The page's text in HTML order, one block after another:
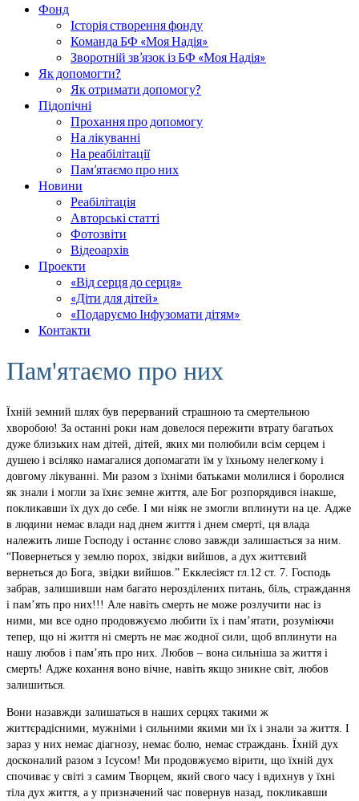
Фонд
Історія створення фонду
Команда БФ «Моя Надія»
Зворотній зв’язок із БФ «Моя Надія»
Як допомогти?
Як отримати допомогу?
Підопічні
Прохання про допомогу
На лікуванні
На реабілітації
Пам’ятаємо про них
Новини
Реабілітація
Авторські статті
Фотозвіти
Відеоархів
Проекти
«Від серця до серця»
«Діти для дітей»
«Подаруємо Інфузомати дітям»
Контакти
Пам'ятаємо про них
Їхній земний шлях був перерваний страшною та смертельною
хворобою! За останні роки нам довелося пережити втрату багатьох
дуже близьких нам дітей, дітей, яких ми полюбили всім серцем і
душею і всіляко намагалися допомагати їм у їхньому нелегкому і
довгому лікуванні. Ми разом з їхніми батьками молилися і боролися
як знали і могли за їхнє земне життя, але Бог розпорядився інакше,
покликавши їх дух до себе. І ми ніяк не змогли вплинути на це. Адже
в людини немає влади над днем ​​життя і днем ​​смерті, ця влада
належить лише Господу і останнє слово завжди залишається за ним.
“Повернеться у землю порох, звідки вийшов, а дух життєвий
вернеться до Бога, звідки вийшов.” Екклесіяст гл.12 ст. 7. Господь
забрав, залишивши нам багато нерозділених питань, біль, страждання
і пам’ять про них!!! Але навіть смерть не може розлучити нас із
ними, ми все одно продовжуємо любити їх і пам’ятати, розуміючи
тепер, що ні життя ні смерть не має жодної сили, щоб вплинути на
нашу любов і пам’ять про них. Любов – вона сильніша за життя і
смерть! Адже кохання воно вічне, навіть якщо зникне світ, любов
залишиться.
Вони назавжди залишаться в наших серцях такими ж
життєрадісними, мужніми і сильними якими ми їх і знали за життя. І
зараз у них немає діагнозу, немає болю, немає страждань. Їхній дух
досконалий разом з Ісусом! Ми продовжуємо вірити, що їхній дух
спочиває у світі з самим Творцем, який свого часу і вдихнув у їхні
тіла дух життя, а у призначений час повернув назад, покликавши